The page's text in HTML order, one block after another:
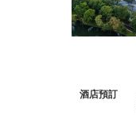
酒店預訂